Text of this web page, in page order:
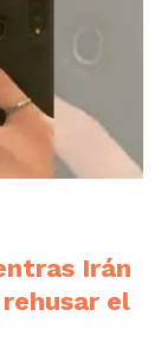
Irán
el